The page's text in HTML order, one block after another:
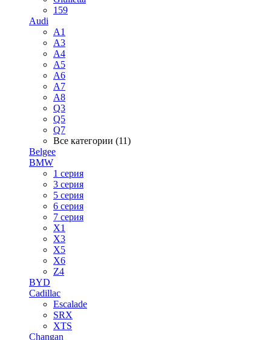
159
Audi
A1
A3
A4
A5
A6
A7
A8
Q3
Q5
Q7
Все категории (11)
Belgee
BMW
1 серия
3 серия
5 серия
6 серия
7 серия
X1
X3
X5
X6
Z4
BYD
Cadillac
Escalade
SRX
XTS
Changan